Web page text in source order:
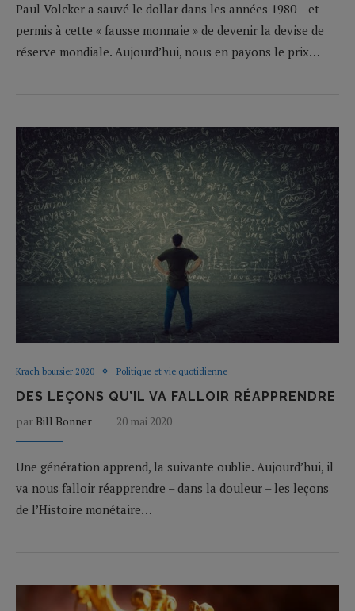
Paul Volcker a sauvé le dollar dans les années 1980 – et
permis à cette « fausse monnaie » de devenir la devise de
réserve mondiale. Aujourd’hui, nous en payons le prix…
Krach boursier 2020 Politique et vie quotidienne
DES LEÇONS QU’IL VA FALLOIR RÉAPPRENDRE
par Bill Bonner 20 mai 2020
Une génération apprend, la suivante oublie. Aujourd’hui, il
va nous falloir réapprendre – dans la douleur – les leçons
de l’Histoire monétaire…